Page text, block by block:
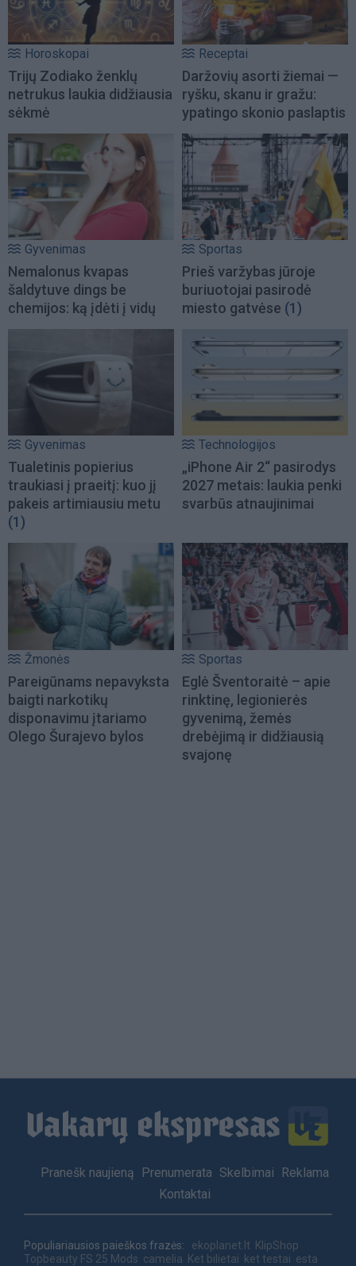
Horoskopai
Trijų Zodiako ženklų
netrukus laukia didžiausia
sėkmė
Receptai
Daržovių asorti žiemai —
ryšku, skanu ir gražu:
ypatingo skonio paslaptis
Gyvenimas
Nemalonus kvapas
šaldytuve dings be
chemijos: ką įdėti į vidų
Sportas
Prieš varžybas jūroje
buriuotojai pasirodė
miesto gatvėse (1)
Gyvenimas
Tualetinis popierius
traukiasi į praeitį: kuo jį
pakeis artimiausiu metu
(1)
Technologijos
„iPhone Air 2“ pasirodys
2027 metais: laukia penki
svarbūs atnaujinimai
Žmonės
Pareigūnams nepavyksta
baigti narkotikų
disponavimu įtariamo
Olego Šurajevo bylos
Sportas
Eglė Šventoraitė – apie
rinktinę, legionierės
gyvenimą, žemės
drebėjimą ir didžiausią
svajonę
Footer
Pranešk naujieną Prenumerata Skelbimai
Reklama
Kontaktai
Populiariausios paieškos frazės: ekoplanet.lt KlipShop
Topbeauty FS 25 Mods camelia Ket bilietai ket testai esta